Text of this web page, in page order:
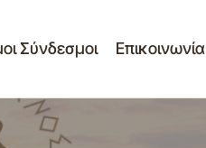
Σύνδεσμοι Επικοινωνία
με τους Φορείς
του Δήμου Δράμας